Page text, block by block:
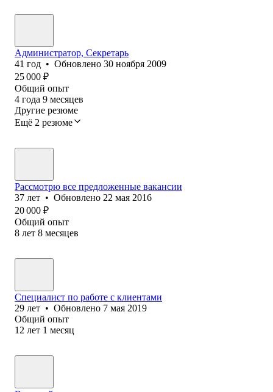
Администратор, Секретарь
41 год • Обновлено 30 ноября 2009
25 000 ₽
Общий опыт
4 года 9 месяцев
Другие резюме
Ещё 2 резюме
Рассмотрю все предложенные вакансии
37 лет • Обновлено 22 мая 2016
20 000 ₽
Общий опыт
8 лет 8 месяцев
Специалист по работе с клиентами
29 лет • Обновлено 7 мая 2019
Общий опыт
12 лет 1 месяц